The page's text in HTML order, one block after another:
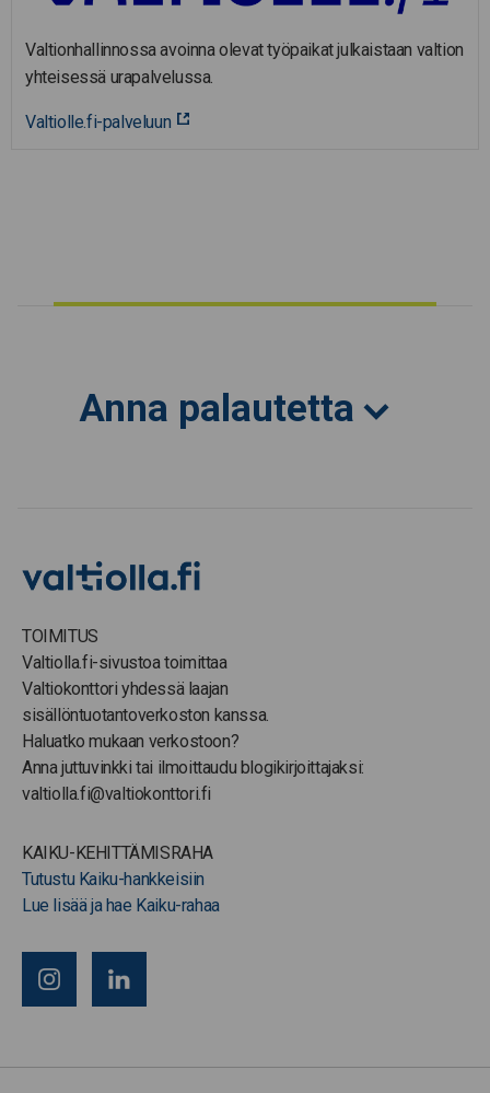
Valtionhallinnossa avoinna olevat työpaikat julkaistaan valtion
yhteisessä urapalvelussa.
Valtiolle.fi-palveluun
Anna palautetta
TOIMITUS
Valtiolla.fi-sivustoa toimittaa
Valtiokonttori yhdessä laajan
sisällöntuotantoverkoston kanssa.
Haluatko mukaan verkostoon?
Anna juttuvinkki tai ilmoittaudu blogikirjoittajaksi:
valtiolla.fi@valtiokonttori.fi
KAIKU-KEHITTÄMISRAHA
Tutustu Kaiku-hankkeisiin
Lue lisää ja hae Kaiku-rahaa